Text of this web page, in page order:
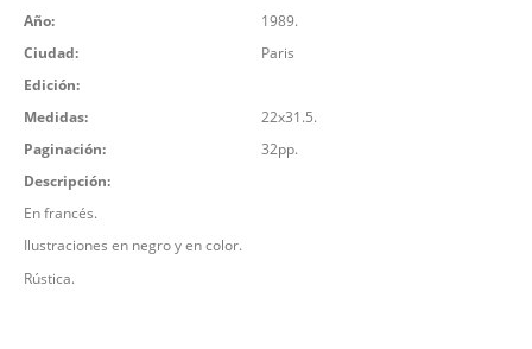
Año:
1989.
Ciudad:
Paris
Edición:
Medidas:
22x31.5.
Paginación:
32pp.
Descripción:
En francés.
Ilustraciones en negro y en color.
Rústica.